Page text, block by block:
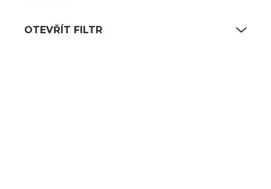
OTEVŘÍT FILTR